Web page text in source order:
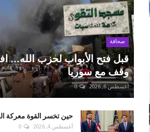
صحافة
قبل فتح الأبواب لحزب الله...
وقف مع سوريا
أغسطس 6, 2026 0
حين تخسر القوة معركة
أغسطس 4, 2026 0